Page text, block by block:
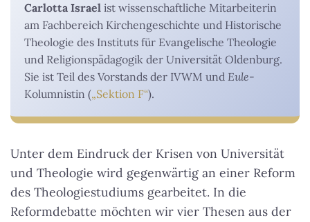
Carlotta Israel ist wissenschaftliche Mitarbeiterin
am Fachbereich Kirchengeschichte und Historische
Theologie des Instituts für Evangelische Theologie
und Religionspädagogik der Universität Oldenburg.
Sie ist Teil des Vorstands der IVWM und Eule-
Kolumnistin („Sektion F“).
Unter dem Eindruck der Krisen von Universität
und Theologie wird gegenwärtig an einer Reform
des Theologiestudiums gearbeitet. In die
Reformdebatte möchten wir vier Thesen aus der